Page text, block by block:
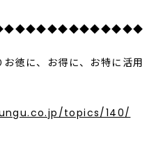
徳に、お得に、お特に活用
topics/140/